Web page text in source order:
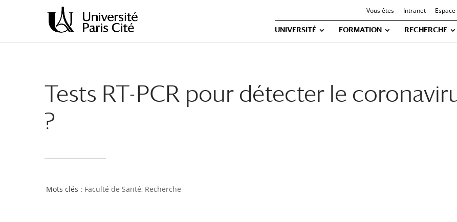
principal
navigation
Vous êtes Intranet
UNIVERSITÉ FORMATION RECHERCHE
Tests RT-PCR pour détecter le
?
Faculté de Santé, Recherche